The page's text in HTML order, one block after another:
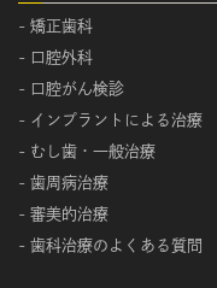
- 矯正歯科
- 口腔外科
- 口腔がん検診
- インプラントによる治療
- むし歯・一般治療
- 歯周病治療
- 審美的治療
- 歯科治療のよくある質問